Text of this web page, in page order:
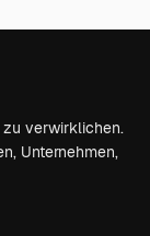
zu verwirklichen.
Unternehmen,